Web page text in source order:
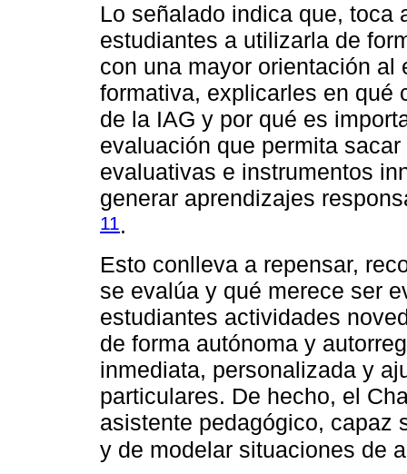
Lo señalado indica que, toca
estudiantes a utilizarla de
con una mayor orientación
formativa, explicarles en qué
de la IAG y por qué es
evaluación que permita
evaluativas e instrumentos
generar aprendizajes
11 .
Esto conlleva a repensar,
se evalúa y qué merece ser
estudiantes actividades
de forma autónoma y
inmediata, personalizada y
particulares. De hecho, el
asistente pedagógico, capaz
y de modelar situaciones de